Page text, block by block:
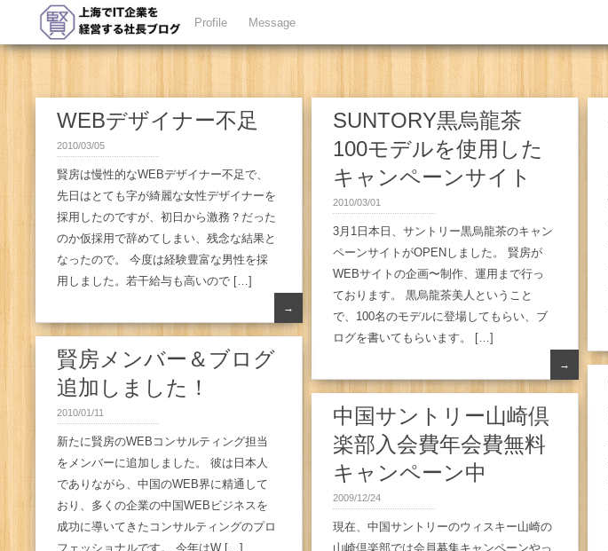
Profile Message
WEBデザイナー不足
2010/03/05
賢房は慢性的なWEBデザイナー不足で、
先日はとても字が綺麗な女性デザイナーを
採用したのですが、初日から激務？だった
のか仮採用で辞めてしまい、残念な結果と
なったので。 今度は経験豊富な男性を採
用しました。若干給与も高いので […]
→
SUNTORY黒烏龍茶
100モデルを使用した
キャンペーンサイト
2010/03/01
3月1日本日、サントリー黒烏龍茶のキャン
ペーンサイトがOPENしました。 賢房が
WEBサイトの企画〜制作、運用まで行っ
ております。 黒烏龍茶美人ということ
で、100名のモデルに登場してもらい、ブ
ログを書いてもらいます。 […]
→
賢房メンバー＆ブログ
追加しました！
2010/01/11
新たに賢房のWEBコンサルティング担当
をメンバーに追加しました。 彼は日本人
でありながら、中国のWEB界に精通して
おり、多くの企業の中国WEBビジネスを
成功に導いてきたコンサルティングのプロ
フェッショナルです。 今年はW […]
中国サントリー山崎倶
楽部入会費年会費無料
キャンペーン中
2009/12/24
現在、中国サントリーのウィスキー山崎の
山崎倶楽部では会員募集キャンペーンやっ